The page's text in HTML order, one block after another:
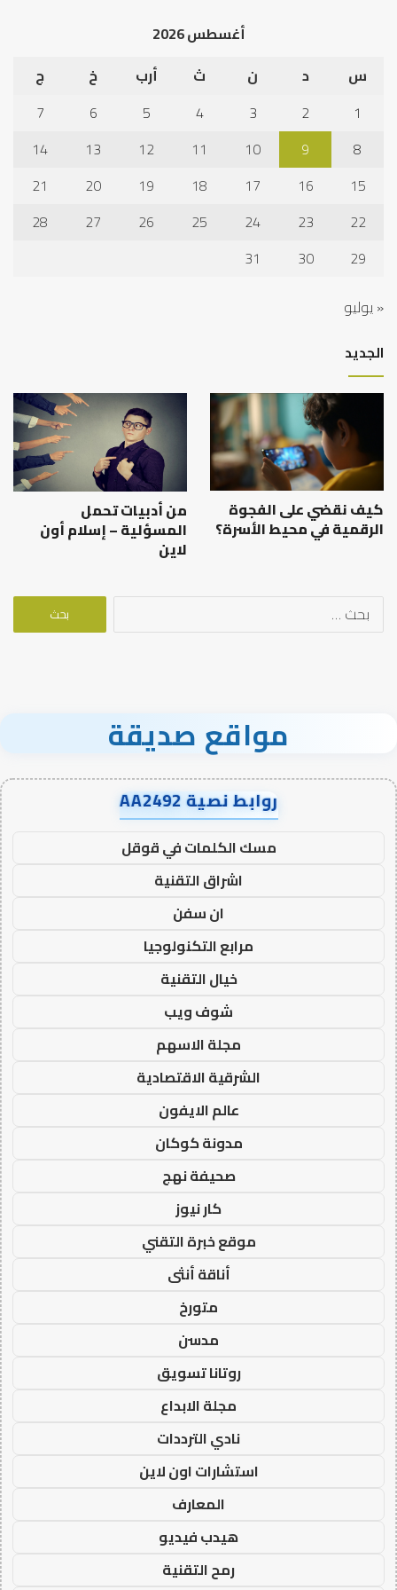
أغسطس 2026
س
د ن ث أرب خ
ج
1
2
3
4
5
6
7
8
9
10
11
12
13
14
15
16
17
18
19
20
21
22
23
24
25
26
27
28
29
30
31
« يوليو
الجديد
كيف نقضي على الفجوة
الرقمية في محيط الأسرة؟
من أدبيات تحمل
المسؤلية – إسلام أون
لاين
البحث
مواقع صديقة
روابط نصية AA2492
مسك الكلمات في قوقل
اشراق التقنية
ان سفن
مرابع التكنولوجيا
خيال التقنية
شوف ويب
مجلة الاسهم
الشرقية الاقتصادية
عالم الايفون
مدونة كوكان
صحيفة نهج
كار نيوز
موقع خبرة التقني
أناقة أنثى
متورخ
مدسن
روتانا تسويق
مجلة الابداع
نادي الترددات
استشارات اون لاين
المعارف
هيدب فيديو
رمح التقنية